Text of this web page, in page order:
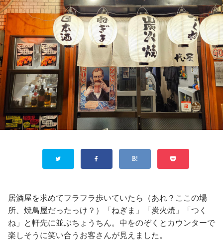
居酒屋を求めてフラフラ歩いていたら（あれ？ここの場
所、焼鳥屋だったっけ？）「ねぎま」「炭火焼」「つく
ね」と軒先に並ぶちょうちん。中をのぞくとカウンターで
楽しそうに笑い合うお客さんが見えました。